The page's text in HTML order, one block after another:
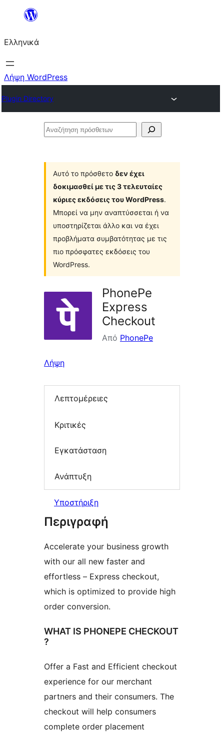
Μετάβαση
περιεχόμενο
Ελληνικά
Λήψη WordPress
Plugin Directory
Αναζήτηση
Αυτό το πρόσθετο δεν έχει
δοκιμασθεί με τις 3 τελευταίες
κύριες εκδόσεις του WordPress.
Μπορεί να μην αναπτύσσεται ή να
υποστηρίζεται άλλο και να έχει
προβλήματα συμβατότητας με τις
πιο πρόσφατες εκδόσεις του
WordPress.
PhonePe
Express
Checkout
Από PhonePe
Λήψη
Λεπτομέρειες
Κριτικές
Εγκατάσταση
Ανάπτυξη
Υποστήριξη
Περιγραφή
Accelerate your business growth
with our all new faster and
effortless – Express checkout,
which is optimized to provide high
order conversion.
WHAT IS PHONEPE CHECKOUT
?
Offer a Fast and Efficient checkout
experience for our merchant
partners and their consumers. The
checkout will help consumers
complete order placement